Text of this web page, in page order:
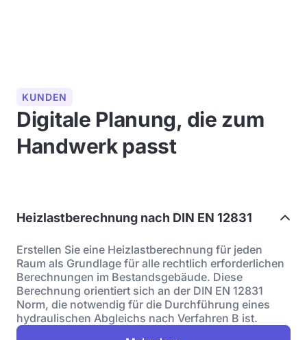
KUNDEN
Digitale Planung, die zum
Handwerk passt
Heizlastberechnung nach DIN EN 12831
Erstellen Sie eine Heizlastberechnung für jeden
Raum als Grundlage für alle rechtlich erforderlichen
Berechnungen im Bestandsgebäude. Diese
Berechnung orientiert sich an der DIN EN 12831
Norm, die notwendig für die Durchführung eines
hydraulischen Abgleichs nach Verfahren B ist.